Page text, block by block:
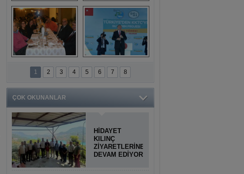
Titiopolis Antik
Kenti tanıtımı
Doğan Cüceloğlu,
İstanbul’da Mersinli
hemşerileriyle
buluştu
Anamurlular
Buluşması
KKTC’ye Su Temin
Projesi açılışı
1 2 3 4 5 6 7 8
ÇOK OKUNANLAR
HİDAYET
KILINÇ
ZİYARETLERİNE
DEVAM EDİYOR